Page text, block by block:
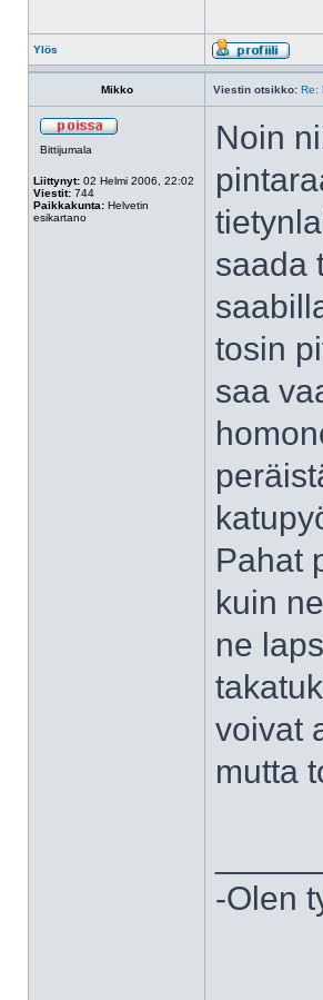
Ylös
Mikko Viestin otsikko: Re:
Bittijumala
Liittynyt: 02 Helmi 2006, 22:02
Viestit: 744
Paikkakunta: Helvetin
esikartano
Noin
saada
tosin
saa
Pahat
kuin
ne
voivat
mutta
-Olen